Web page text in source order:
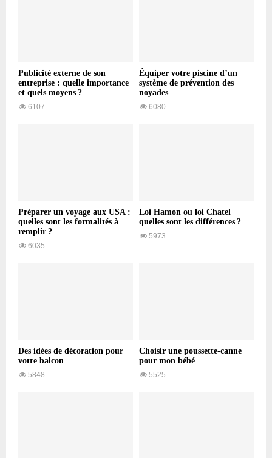
Publicité externe de son
entreprise : quelle importance
et quels moyens ?
6107
Équiper votre piscine d’un
système de prévention des
noyades
6080
Préparer un voyage aux USA :
quelles sont les formalités à
remplir ?
6035
Loi Hamon ou loi Chatel
quelles sont les différences ?
5973
Des idées de décoration pour
votre balcon
5848
Choisir une poussette-canne
pour mon bébé
5525